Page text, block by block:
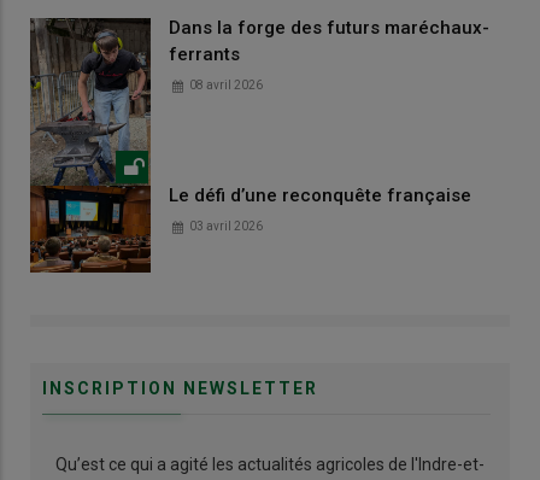
Dans la forge des futurs maréchaux-
ferrants
08 avril 2026
Le défi d’une reconquête française
03 avril 2026
INSCRIPTION NEWSLETTER
Qu’est ce qui a agité les actualités agricoles de l'Indre-et-